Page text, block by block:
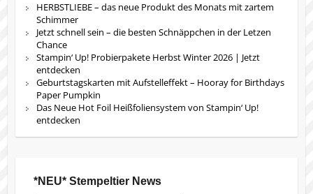
HERBSTLIEBE – das neue Produkt des Monats mit zartem
Schimmer
Jetzt schnell sein – die besten Schnäppchen in der Letzen
Chance
Stampin‘ Up! Probierpakete Herbst Winter 2026 | Jetzt
entdecken
Geburtstagskarten mit Aufstelleffekt – Hooray for Birthdays
Paper Pumpkin
Das Neue Hot Foil Heißfoliensystem von Stampin‘ Up!
entdecken
*NEU* Stempeltier News